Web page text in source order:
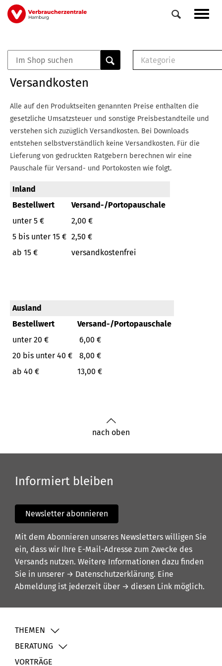
Direkt
zum
Veranstaltungen
0
Kategorie
E-Broschüre
Checklisten (PDF)
Broschüre
Buch
Versandkosten
Alle auf den Produktseiten genannten Preise enthalten die
gesetzliche Umsatzsteuer und sonstige Preisbestandteile und
verstehen sich zuzüglich Versandkosten. Bei Downloads
entstehen selbstverständlich keine Versandkosten. Für die
Lieferung von gedruckten Ratgebern berechnen wir eine
Pauschale für Versand- und Portokosten wie folgt.
Inland
Bestellwert
Versand-/Portopauschale
unter 5 €
2,00 €
5 bis unter 15 € 2,50 €
ab 15 €
versandkostenfrei
Ausland
Bestellwert
Versand-/Portopauschale
unter 20 €
6,00 €
20 bis unter 40 €
8,00 €
ab 40 €
13,00 €
nach oben
Informiert bleiben
Newsletter abonnieren
Mit dem Abonnieren unseres Newsletters willigen Sie
ein, dass wir Ihre E-Mail-Adresse zum Zwecke des
Versands nutzen. Weitere Informationen dazu finden
Sie in unserer → Datenschutzerklärung. Eine
Abmeldung ist jederzeit über → diesen Link möglich.
THEMEN
BERATUNG
VORTRÄGE